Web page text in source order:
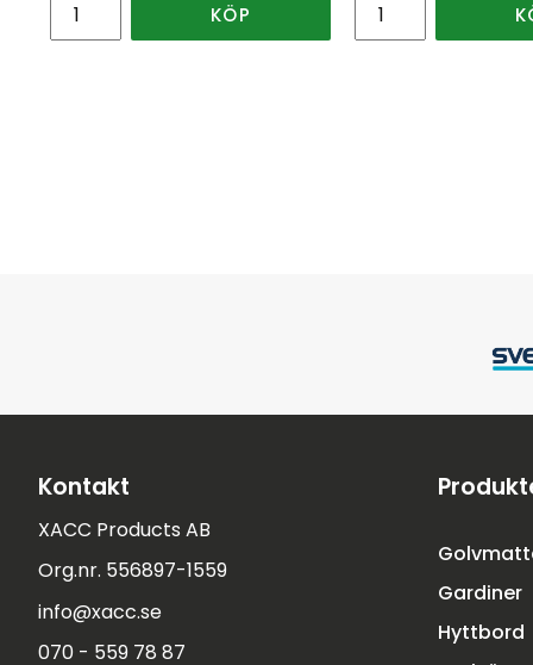
KÖP
Kontakt
XACC Products AB
Org.nr. 556897-1559
info@xacc.se
070 - 559 78 87
Gardiner
Hyttbord